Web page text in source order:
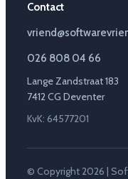
Contact
026 808 04 66
Lange Zandstraat 183
7412 CG Deventer
KvK: 64577201
© Copyright 2026 |